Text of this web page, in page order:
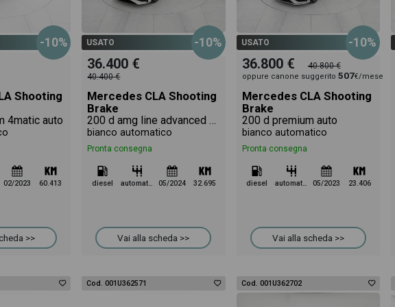
-10%
Shooting
4matic auto
02/2023 60.413
>>
USATO -10%
36.400 €
40.400 €
Mercedes CLA Shooting
Brake
200 d amg line advanced plus auto
bianco automatico
Pronta consegna
diesel automatico 05/2024 32.695
Vai alla scheda >>
USATO -10%
36.800 € 40.800 €
oppure canone suggerito 507€/mese
Mercedes CLA Shooting
Brake
200 d premium auto
bianco automatico
Pronta consegna
diesel automatico 05/2023 23.406
Vai alla scheda >>
Cod. 001U362571 Cod. 001U362702